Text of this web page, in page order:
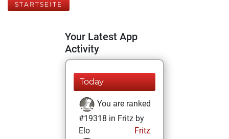
STARTSEITE
Your Latest App
Activity
Today
You are ranked
#19318 in Fritz by
Elo
Fritz